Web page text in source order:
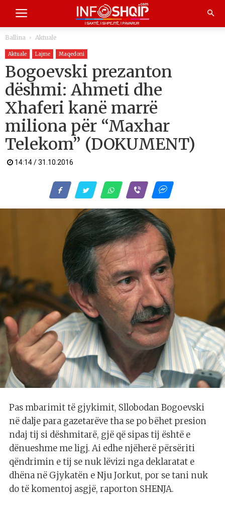
Ballina Aktuale
Aktuale Lajme Maqedoni
Bogoevski prezanton
dëshmi: Ahmeti dhe
Xhaferi kanë marrë
miliona për “Maxhar
Telekom” (DOKUMENT)
14:14 / 31.10.2016
Pas mbarimit të gjykimit, Sllobodan Bogoevski
në dalje para gazetarëve tha se po bëhet presion
ndaj tij si dëshmitarë, gjë që sipas tij është e
dënueshme me ligj. Ai edhe njëherë përsëriti
qëndrimin e tij se nuk lëvizi nga deklaratat e
dhëna në Gjykatën e Nju Jorkut, por se tani nuk
do të komentoj asgjë, raporton SHENJA.